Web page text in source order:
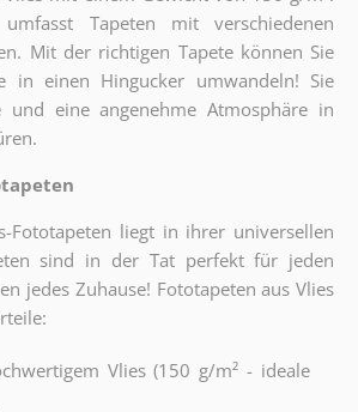
Tapeten mit verschiedenen
Mit der richtigen Tapete können Sie
in einen Hingucker umwandeln! Sie
und eine angenehme Atmosphäre in
Fototapeten liegt in ihrer universellen
sind in der Tat perfekt für jeden
jedes Zuhause! Fototapeten aus Vlies
Vlies (150 g/m² - ideale